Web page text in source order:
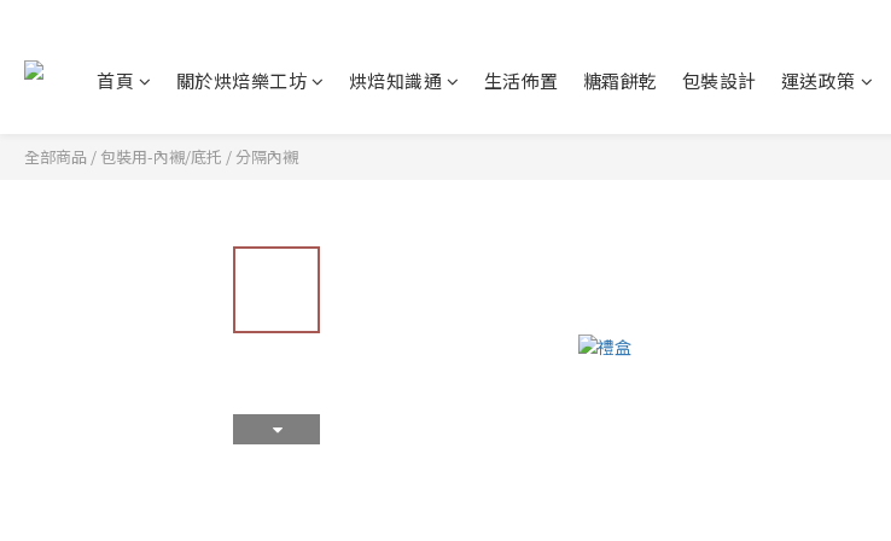
首頁 關於烘焙樂工坊 烘焙知識通 生活佈置 糖霜餅乾 包裝設計 運送政策
全部商品 / 包裝用-內襯/底托 / 分隔內襯